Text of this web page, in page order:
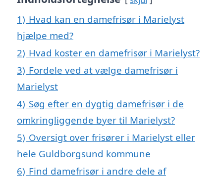
1) Hvad kan en damefrisør i Marielyst
hjælpe med?
2) Hvad koster en damefrisør i Marielyst?
3) Fordele ved at vælge damefrisør i
Marielyst
4) Søg efter en dygtig damefrisør i de
omkringliggende byer til Marielyst?
5) Oversigt over frisører i Marielyst eller
hele Guldborgsund kommune
6) Find damefrisør i andre dele af